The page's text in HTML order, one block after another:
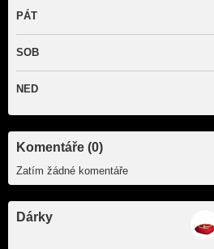
PÁT
SOB
NED
Komentáře (0)
Zatím žádné komentáře
Dárky